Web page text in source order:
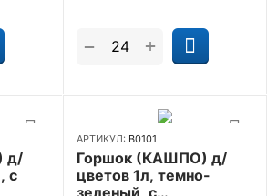
+
−
д/
с
АРТИКУЛ: В0101
Горшок (КАШПО) д/
цветов 1л, темно-